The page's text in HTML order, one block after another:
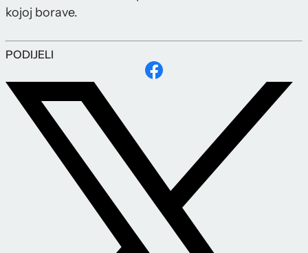
kojoj borave.
PODIJELI